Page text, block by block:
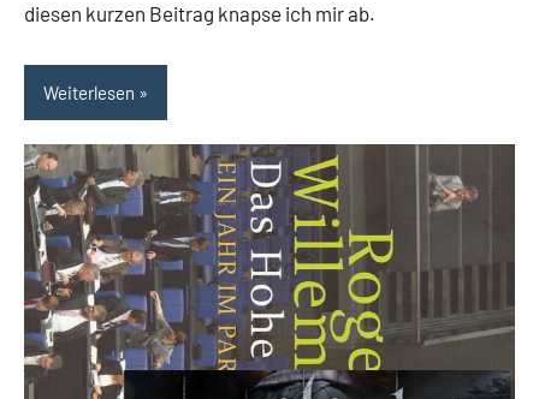
diesen kurzen Beitrag knapse ich mir ab.
Weiterlesen